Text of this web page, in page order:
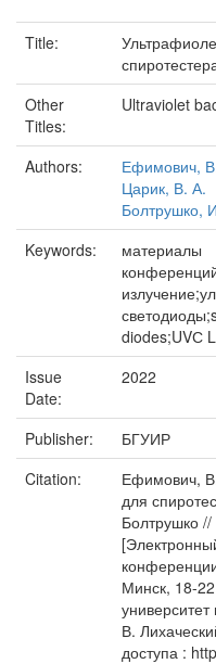
Title:
Other
Titles:
Ultraviolet
Authors:
Ефимович,
Царик, В. А.
Болтрушко,
Keywords:
материалы
diodes;UVС
Issue
Date:
2022
Publisher:
БГУИР
Citation:
Ефимович,
для
Болтрушко //
Минск, 18-
В.
доступа :